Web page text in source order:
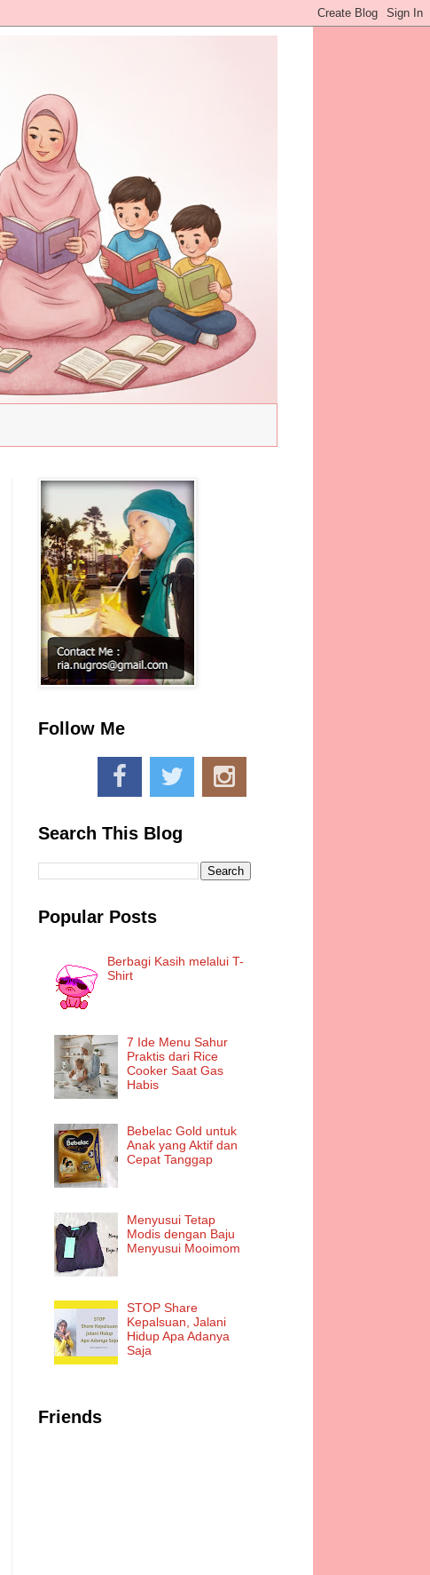
Follow Me
Search This Blog
Popular Posts
Berbagi Kasih melalui T-
Shirt
7 Ide Menu Sahur
Praktis dari Rice
Cooker Saat Gas
Habis
Bebelac Gold untuk
Anak yang Aktif dan
Cepat Tanggap
Menyusui Tetap
Modis dengan Baju
Menyusui Mooimom
STOP Share
Kepalsuan, Jalani
Hidup Apa Adanya
Saja
Friends